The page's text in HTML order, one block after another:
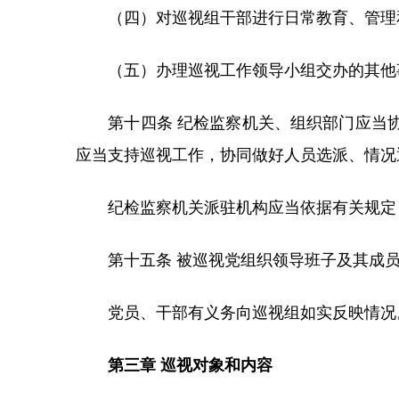
（四）对巡视组干部进行日常教育、管理
（五）办理巡视工作领导小组交办的其他
第十四条 纪检监察机关、组织部门应当协
应当支持巡视工作，协同做好人员选派、情
纪检监察机关派驻机构应当依据有关规定
第十五条 被巡视党组织领导班子及其成员
党员、干部有义务向巡视组如实反映情况
第三章 巡视对象和内容